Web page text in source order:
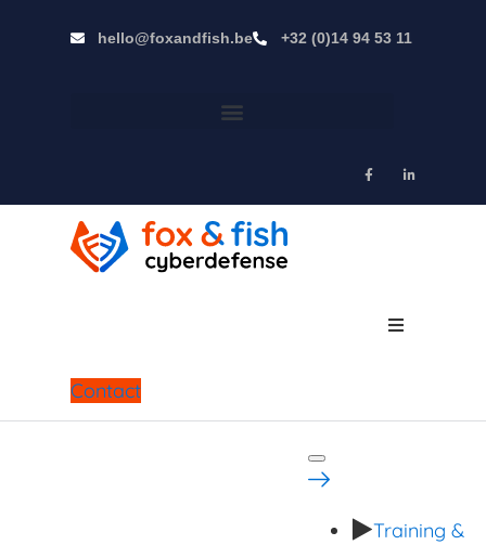
hello@foxandfish.be +32 (0)14 94 53 11
Training & bewustmaking
Contact
Training &